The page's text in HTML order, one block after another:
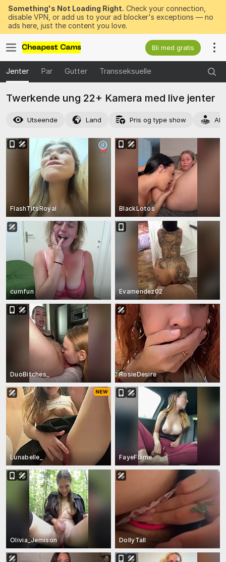
Something's Not Loading Right. Check your connection,
disable VPN, or add us to your ad blocker's exceptions — no
ads here, just the content you love.
Bli med gratis
Jenter Par Gutter Transseksuelle
Twerkende ung 22+ Kamera med live jenter
Utseende Land Pris og type show
FlashTitsRoyal BlackLotos
cumfun Evamendez02
DuoBitches_ RosieDesire
Lunabelle_ FayeFlame
Olivia_Jemison DollyTall